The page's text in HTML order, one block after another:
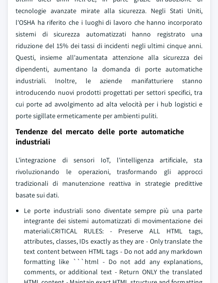
tecnologie avanzate mirate alla sicurezza. Negli Stati Uniti,
l'OSHA ha riferito che i luoghi di lavoro che hanno incorporato
sistemi di sicurezza automatizzati hanno registrato una
riduzione del 15% dei tassi di incidenti negli ultimi cinque anni.
Questi, insieme all'aumentata attenzione alla sicurezza dei
dipendenti, aumentano la domanda di porte automatiche
industriali. Inoltre, le aziende manifatturiere stanno
introducendo nuovi prodotti progettati per settori specifici, tra
cui porte ad avvolgimento ad alta velocità per i hub logistici e
porte sigillate ermeticamente per ambienti puliti.
Tendenze del mercato delle porte automatiche
industriali
L'integrazione di sensori IoT, l'intelligenza artificiale, sta
rivoluzionando le operazioni, trasformando gli approcci
tradizionali di manutenzione reattiva in strategie predittive
basate sui dati.
Le porte industriali sono diventate sempre più una parte
integrante dei sistemi automatizzati di movimentazione dei
materiali.CRITICAL RULES: - Preserve ALL HTML tags,
attributes, classes, IDs exactly as they are - Only translate the
text content between HTML tags - Do not add any markdown
formatting like ```html - Do not add any explanations,
comments, or additional text - Return ONLY the translated